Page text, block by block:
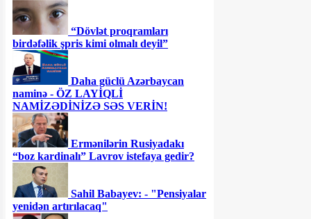
“Dövlət proqramları
birdəfəlik şpris kimi olmalı deyil”
Daha güclü Azərbaycan
naminə - ÖZ LAYİQLİ
NAMİZƏDİNİZƏ SƏS VERİN!
Ermənilərin Rusiyadakı
“boz kardinalı” Lavrov istefaya gedir?
Sahil Babayev: - "Pensiyalar
yenidən artırılacaq"